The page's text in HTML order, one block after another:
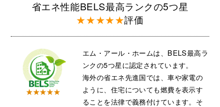
省エネ性能BELS最高ランクの5つ星
★★★★★評価
エム・アール・ホームは、BELS最高ラ
ンクの5つ星に認定されています。
海外の省エネ先進国では、車や家電の
ように、住宅についても燃費を表示す
ることを法律で義務付けています。そ